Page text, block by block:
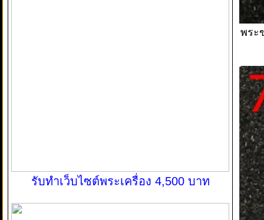
รับทำเว็บไซต์พระเครื่อง 4,500 บาท
พระ